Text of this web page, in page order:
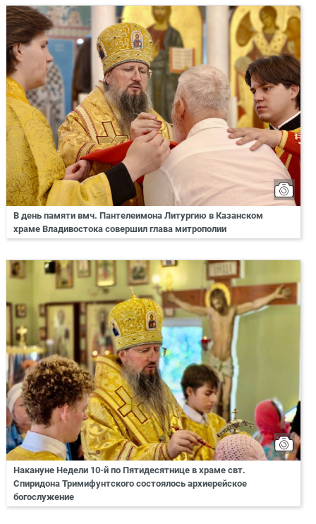
В день памяти вмч. Пантелеимона Литургию в Казанском
храме Владивостока совершил глава митрополии
Накануне Недели 10-й по Пятидесятнице в храме свт.
Спиридона Тримифунтского состоялось архиерейское
богослужение